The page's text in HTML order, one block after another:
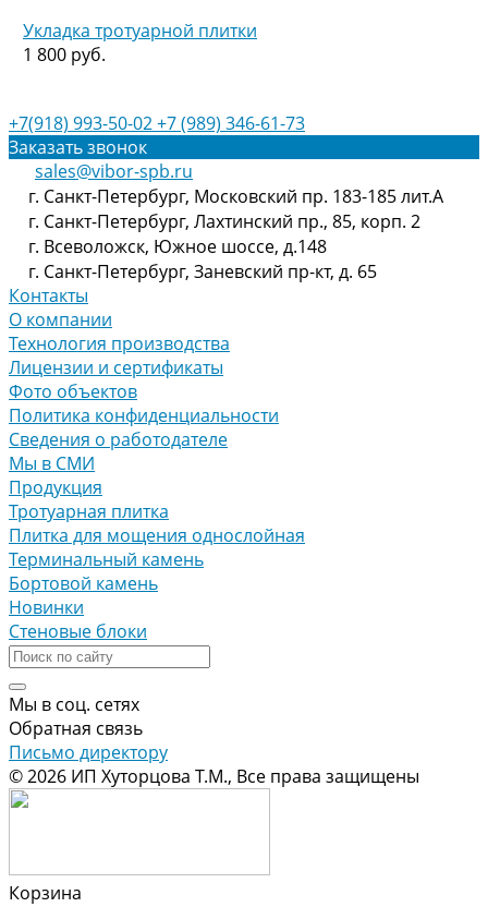
Укладка тротуарной плитки
1 800 руб.
+7(918) 993-50-02+7 (989) 346-61-73
Заказать звонок
sales@vibor-spb.ru
г. Санкт-Петербург, Московский пр. 183-185 лит.А
г. Санкт-Петербург, Лахтинский пр., 85, корп. 2
г. Всеволожск, Южное шоссе, д.148
г. Санкт-Петербург, Заневский пр-кт, д. 65
Контакты
О компании
Технология производства
Лицензии и сертификаты
Фото объектов
Политика конфиденциальности
Сведения о работодателе
Мы в СМИ
Продукция
Тротуарная плитка
Плитка для мощения однослойная
Терминальный камень
Бортовой камень
Новинки
Стеновые блоки
Мы в соц. сетях
Обратная связь
Письмо директору
© 2026 ИП Хуторцова Т.М., Все права защищены
Корзина